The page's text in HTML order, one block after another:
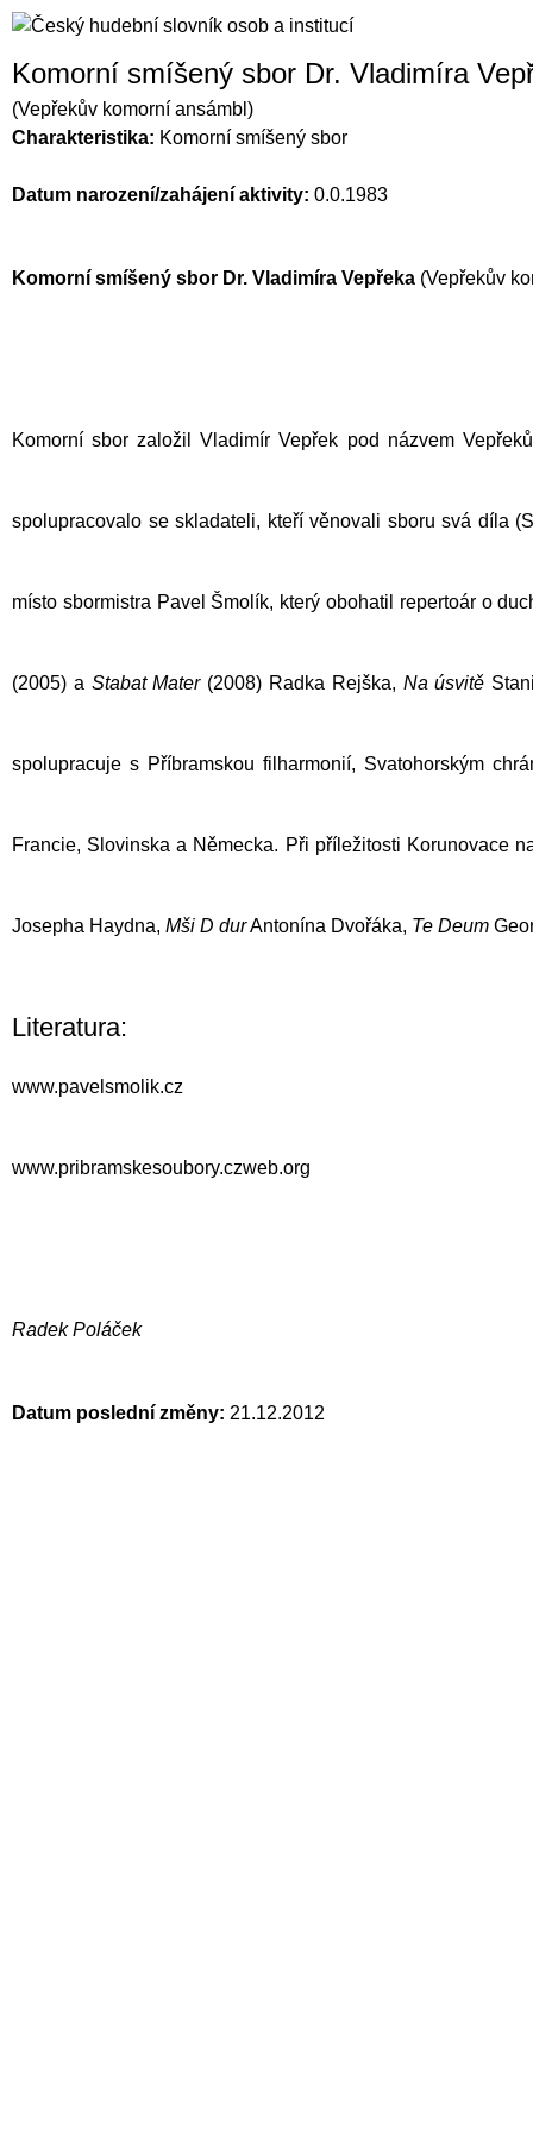
Komorní smíšený sbor Dr. Vladimíra
(Vepřekův komorní ansámbl)
Charakteristika: Komorní smíšený sbor
Datum narození/zahájení aktivity: 0.0.1983
Komorní smíšený sbor Dr. Vladimíra Vepřeka (Vepřekův
Komorní sbor založil Vladimír Vepřek pod názvem
spolupracovalo se skladateli, kteří věnovali sboru svá díla (
místo sbormistra Pavel Šmolík, který obohatil repertoár o
(2005) a Stabat Mater(2008) Radka Rejška, Na úsvitě
spolupracuje s Příbramskou filharmonií, Svatohorským
Francie, Slovinska a Německa. Při příležitosti Korunovace
Josepha Haydna, Mši D durAntonína Dvořáka, Te Deum
Literatura:
www.pavelsmolik.cz
www.pribramskesoubory.czweb.org
Radek Poláček
Datum poslední změny: 21.12.2012